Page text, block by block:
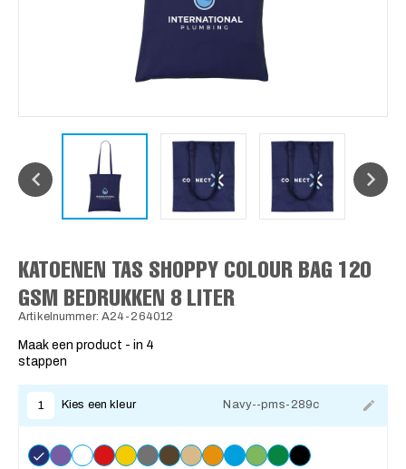
KATOENEN TAS SHOPPY COLOUR BAG 120
GSM BEDRUKKEN 8 LITER
Artikelnummer: A24-264012
Maak een product - in 4
stappen
1 Kies een kleur Navy--pms-289c